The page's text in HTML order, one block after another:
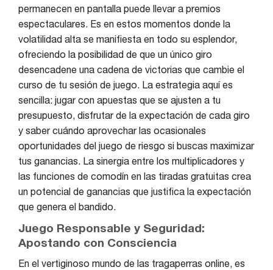
permanecen en pantalla puede llevar a premios
espectaculares. Es en estos momentos donde la
volatilidad alta se manifiesta en todo su esplendor,
ofreciendo la posibilidad de que un único giro
desencadene una cadena de victorias que cambie el
curso de tu sesión de juego. La estrategia aquí es
sencilla: jugar con apuestas que se ajusten a tu
presupuesto, disfrutar de la expectación de cada giro
y saber cuándo aprovechar las ocasionales
oportunidades del juego de riesgo si buscas maximizar
tus ganancias. La sinergia entre los multiplicadores y
las funciones de comodín en las tiradas gratuitas crea
un potencial de ganancias que justifica la expectación
que genera el bandido.
Juego Responsable y Seguridad:
Apostando con Consciencia
En el vertiginoso mundo de las tragaperras online, es